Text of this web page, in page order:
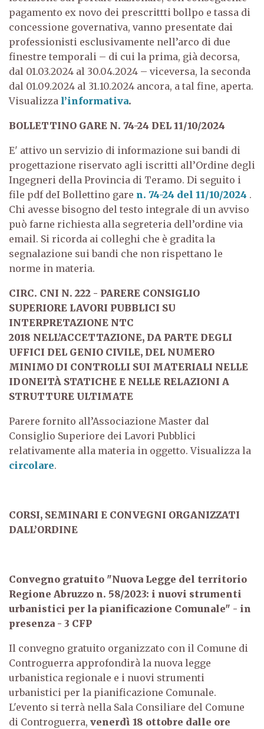
pagamento ex novo dei prescrittti bollpo e tassa di
concessione governativa, vanno presentate dai
professionisti esclusivamente nell’arco di due
finestre temporali – di cui la prima, già decorsa,
dal 01.03.2024 al 30.04.2024 – viceversa, la seconda
dal 01.09.2024 al 31.10.2024 ancora, a tal fine, aperta.
Visualizza l’informativa.
BOLLETTINO GARE N. 74-24 DEL 11/10/2024
E' attivo un servizio di informazione sui bandi di
progettazione riservato agli iscritti all’Ordine degli
Ingegneri della Provincia di Teramo. Di seguito i
file pdf deI Bollettino gare n. 74-24 del 11/10/2024 .
Chi avesse bisogno del testo integrale di un avviso
può farne richiesta alla segreteria dell’ordine via
email. Si ricorda ai colleghi che è gradita la
segnalazione sui bandi che non rispettano le
norme in materia.
CIRC. CNI N. 222 - PARERE CONSIGLIO
SUPERIORE LAVORI PUBBLICI SU
INTERPRETAZIONE NTC
2018 NELL’ACCETTAZIONE, DA PARTE DEGLI
UFFICI DEL GENIO CIVILE, DEL NUMERO
MINIMO DI CONTROLLI SUI MATERIALI NELLE
IDONEITÀ STATICHE E NELLE RELAZIONI A
STRUTTURE ULTIMATE
Parere fornito all’Associazione Master dal
Consiglio Superiore dei Lavori Pubblici
relativamente alla materia in oggetto. Visualizza la
circolare.
CORSI, SEMINARI E CONVEGNI ORGANIZZATI
DALL’ORDINE
Convegno gratuito "Nuova Legge del territorio
Regione Abruzzo n. 58/2023: i nuovi strumenti
urbanistici per la pianificazione Comunale" - in
presenza - 3 CFP
Il convegno gratuito organizzato con il Comune di
Controguerra approfondirà la nuova legge
urbanistica regionale e i nuovi strumenti
urbanistici per la pianificazione Comunale.
L'evento si terrà nella Sala Consiliare del Comune
di Controguerra, venerdì 18 ottobre dalle ore